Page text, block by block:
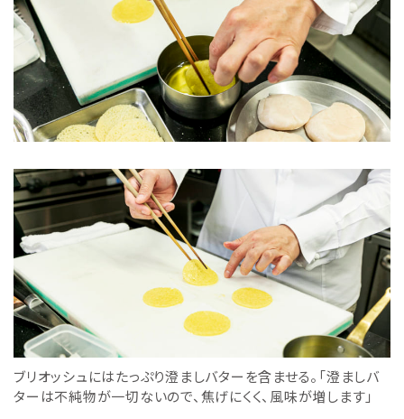
ブリオッシュにはたっぷり澄ましバターを含ませる。「澄ましバ
ターは不純物が一切ないので、焦げにくく、風味が増します」